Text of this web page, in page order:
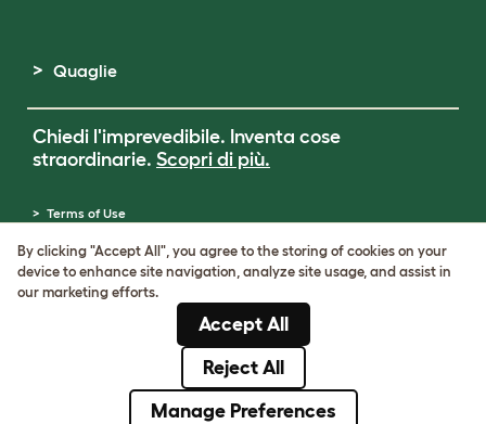
Quaglie
Chiedi l'imprevedibile. Inventa cose
straordinarie. Scopri di più.
Terms of Use
Cookie Settings
Sitemap
Partita IVA: IT00205609993
Numero di registrazione della società:
By clicking "Accept All", you agree to the storing of cookies on your
device to enhance site navigation, analyze site usage, and assist in
our marketing efforts.
Accept All
Reject All
Manage Preferences